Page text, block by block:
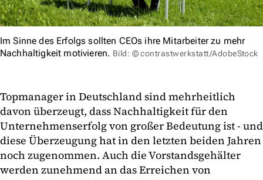
Im Sinne des Erfolgs sollten CEOs ihre Mitarbeiter zu mehr
Nachhaltigkeit motivieren. Bild: © contrastwerkstatt/AdobeStock
Topmanager in Deutschland sind mehrheitlich
davon überzeugt, dass Nachhaltigkeit für den
Unternehmenserfolg von großer Bedeutung ist - und
diese Überzeugung hat in den letzten beiden Jahren
noch zugenommen. Auch die Vorstandsgehälter
werden zunehmend an das Erreichen von